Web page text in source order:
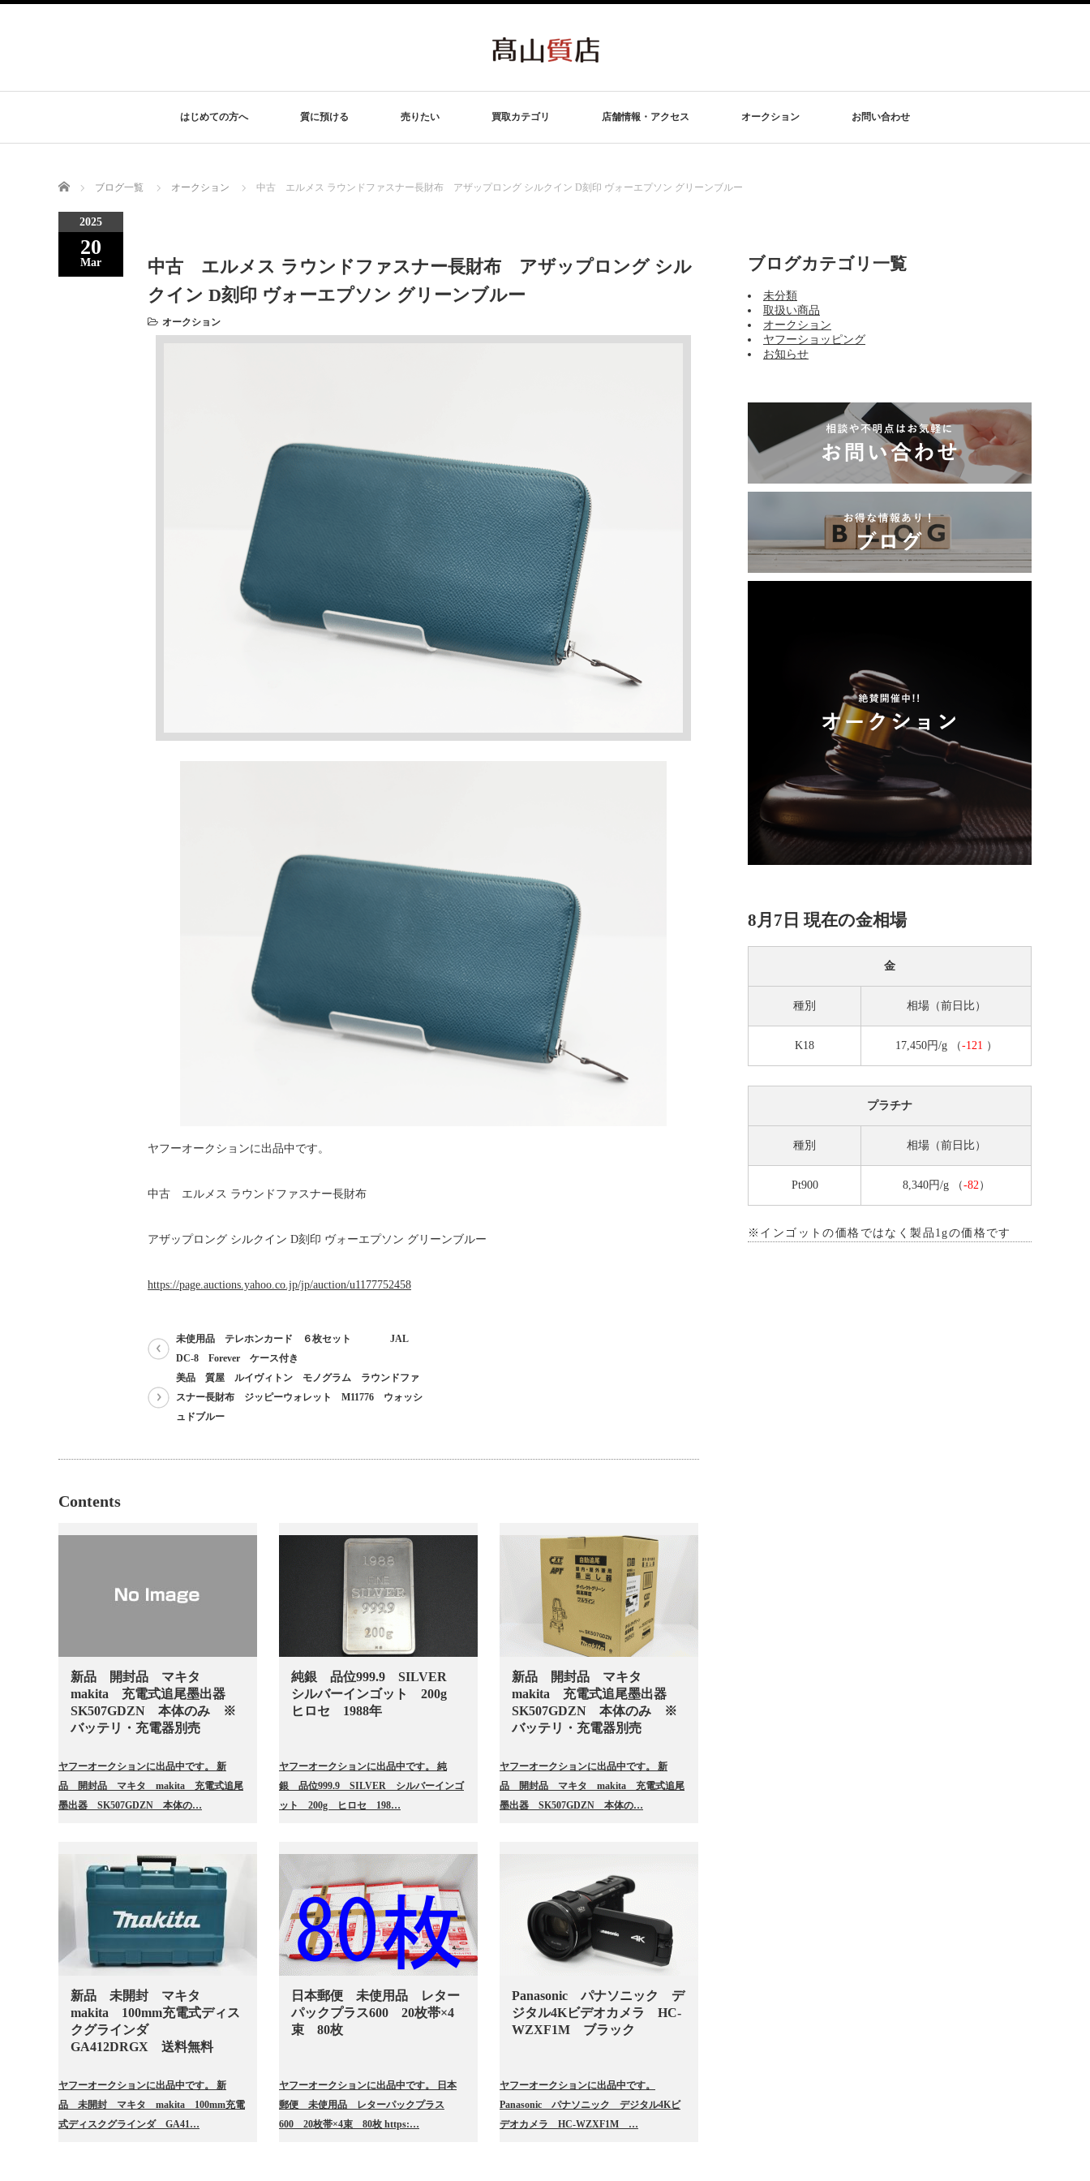
はじめての方へ 質に預ける 売りたい 買取カテゴリ 店舗情報・アクセス オークション お問い合わせ
Home ブログ一覧 オークション 中古 エルメス ラウンドファスナー長財布 アザップロング シルクイン D刻印 ヴォーエプソン グリーンブルー
2025
20
Mar
中古 エルメス ラウンドファスナー長財布 アザップロング シル
クイン D刻印 ヴォーエプソン グリーンブルー
オークション
ヤフーオークションに出品中です。
中古 エルメス ラウンドファスナー長財布
アザップロング シルクイン D刻印 ヴォーエプソン グリーンブルー
https://page.auctions.yahoo.co.jp/jp/auction/u1177752458
未使用品 テレホンカード ６枚セット JAL
DC-8 Forever ケース付き
美品 質屋 ルイヴィトン モノグラム ラウンドファ
スナー長財布 ジッピーウォレット M11776 ウォッシ
ュドブルー
Contents
新品 開封品 マキタ
makita 充電式追尾墨出器
SK507GDZN 本体のみ ※
バッテリ・充電器別売
ヤフーオークションに出品中です。 新
品 開封品 マキタ makita 充電式追尾
墨出器 SK507GDZN 本体の…
純銀 品位999.9 SILVER
シルバーインゴット 200g
ヒロセ 1988年
ヤフーオークションに出品中です。 純
銀 品位999.9 SILVER シルバーインゴ
ット 200g ヒロセ 198…
新品 開封品 マキタ
makita 充電式追尾墨出器
SK507GDZN 本体のみ ※
バッテリ・充電器別売
ヤフーオークションに出品中です。 新
品 開封品 マキタ makita 充電式追尾
墨出器 SK507GDZN 本体の…
新品 未開封 マキタ
makita 100mm充電式ディス
クグラインダ
GA412DRGX 送料無料
ヤフーオークションに出品中です。 新
品 未開封 マキタ makita 100mm充電
式ディスクグラインダ GA41…
日本郵便 未使用品 レター
パックプラス600 20枚帯×4
束 80枚
ヤフーオークションに出品中です。 日本
郵便 未使用品 レターパックプラス
600 20枚帯×4束 80枚 https:…
Panasonic パナソニック デ
ジタル4Kビデオカメラ HC-
WZXF1M ブラック
ヤフーオークションに出品中です。
Panasonic パナソニック デジタル4Kビ
デオカメラ HC-WZXF1M …
ブログカテゴリ一覧
未分類
取扱い商品
オークション
ヤフーショッピング
お知らせ
8月7日 現在の金相場
金
種別 相場（前日比）
K18 17,450円/g （-121 ）
プラチナ
種別 相場（前日比）
Pt900 8,340円/g （-82 ）
※インゴットの価格ではなく製品1gの価格です